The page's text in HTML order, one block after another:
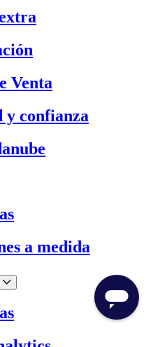
Venta
y confianza
a medida